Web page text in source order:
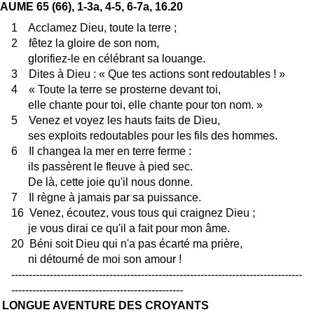
65 (66), 1-3a, 4-5, 6-7a, 16.20
1 Acclamez Dieu, toute la terre ;
2 fêtez la gloire de son nom,
glorifiez-le en célébrant sa louange.
3 Dites à Dieu : « Que tes actions sont redoutables ! »
4 « Toute la terre se prosterne devant toi,
elle chante pour toi, elle chante pour ton nom. »
5 Venez et voyez les hauts faits de Dieu,
ses exploits redoutables pour les fils des hommes.
6 Il changea la mer en terre ferme :
ils passèrent le fleuve à pied sec.
De là, cette joie qu'il nous donne.
7 Il règne à jamais par sa puissance.
16 Venez, écoutez, vous tous qui craignez Dieu ;
je vous dirai ce qu'il a fait pour mon âme.
20 Béni soit Dieu qui n'a pas écarté ma prière,
ni détourné de moi son amour !
-----------------------------------------------------------------------------------
-------------------------------------------------
AVENTURE DES CROYANTS